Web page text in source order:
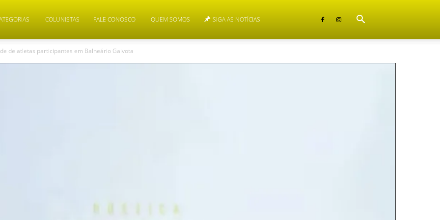
COLUNISTAS FALE CONOSCO QUEM SOMOS SIGA AS NOTÍCIAS
de atletas participantes em Balneário Gaivota